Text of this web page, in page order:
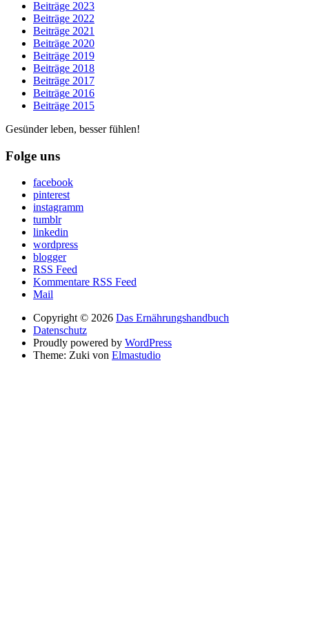
Beiträge 2023
Beiträge 2022
Beiträge 2021
Beiträge 2020
Beiträge 2019
Beiträge 2018
Beiträge 2017
Beiträge 2016
Beiträge 2015
Gesünder leben, besser fühlen!
Folge uns
facebook
pinterest
instagramm
tumblr
linkedin
wordpress
blogger
RSS Feed
Kommentare RSS Feed
Mail
Copyright © 2026 Das Ernährungshandbuch
Datenschutz
Proudly powered by WordPress
Theme: Zuki von Elmastudio